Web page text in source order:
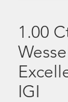
1.00
IGI